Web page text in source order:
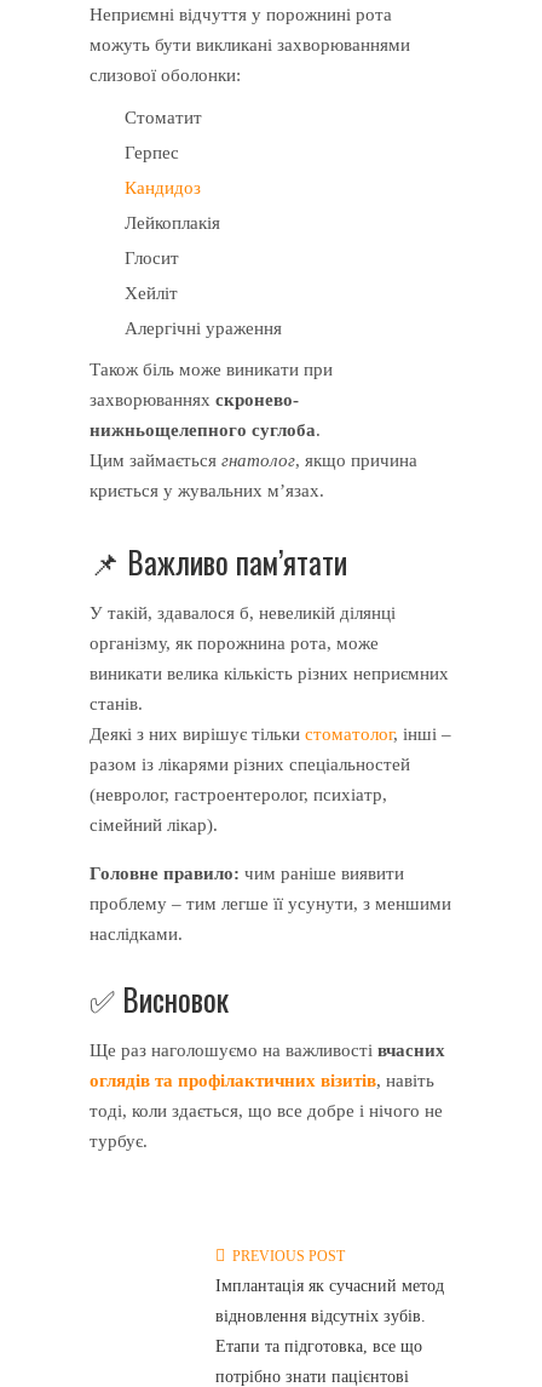
Неприємні відчуття у порожнині рота
можуть бути викликані захворюваннями
слизової оболонки:
Стоматит
Герпес
Кандидоз
Лейкоплакія
Глосит
Хейліт
Алергічні ураження
Також біль може виникати при
захворюваннях скронево-
нижньощелепного суглоба.
Цим займається гнатолог, якщо причина
криється у жувальних м’язах.
📌 Важливо пам’ятати
У такій, здавалося б, невеликій ділянці
організму, як порожнина рота, може
виникати велика кількість різних неприємних
станів.
Деякі з них вирішує тільки стоматолог, інші –
разом із лікарями різних спеціальностей
(невролог, гастроентеролог, психіатр,
сімейний лікар).
Головне правило: чим раніше виявити
проблему – тим легше її усунути, з меншими
наслідками.
✅ Висновок
Ще раз наголошуємо на важливості вчасних
оглядів та профілактичних візитів, навіть
тоді, коли здається, що все добре і нічого не
турбує.
PREVIOUS POST
Імплантація як сучасний метод
відновлення відсутніх зубів.
Етапи та підготовка, все що
потрібно знати пацієнтові